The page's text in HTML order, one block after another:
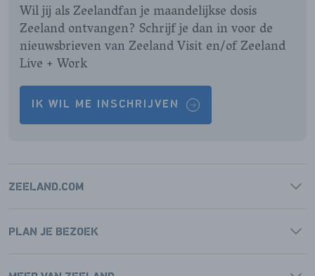
Wil jij als Zeelandfan je maandelijkse dosis
Zeeland ontvangen? Schrijf je dan in voor de
nieuwsbrieven van Zeeland Visit en/of Zeeland
Live + Work
IK WIL ME INSCHRIJVEN
ZEELAND.COM
PLAN JE BEZOEK